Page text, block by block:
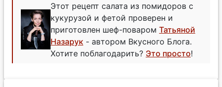
Этот рецепт салата из помидоров с
кукурузой и фетой проверен и
приготовлен шеф-поваром Татьяной
Назарук - автором Вкусного Блога.
Хотите поблагодарить? Это просто!